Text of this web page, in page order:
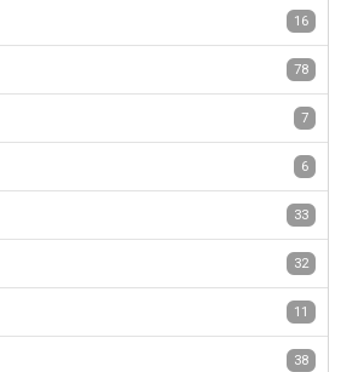
16
78
7
6
33
32
11
38